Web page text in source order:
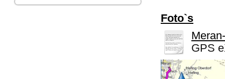
Foto`s
GPS